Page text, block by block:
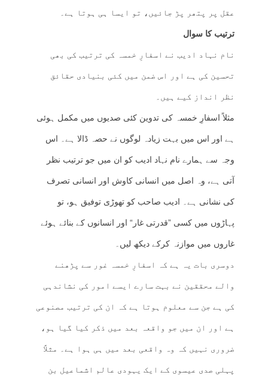
عقل پر پتھر پڑ جائیں، تو ایسا ہی ہوتا ہے۔
ترتیب کا سوال
نام نہاد ادیب نے اسفارِ خمسہ کی ترتیب کی بھی
تحسین کی ہے اور اس ضمن میں کئی بنیادی حقائق
نظر انداز کیے ہیں۔
مثلاً اسفارِ خمسہ کی تدوین کئی صدیوں میں مکمل ہوئی
ہے اور اس میں بہت زیادہ لوگوں نے حصہ ڈالا ہے۔ اس
وجہ سے ہمارے نام نہاد ادیب کو ان میں جو ترتیب نظر
آتی ہے، وہ اصل میں انسانی کاوش اور انسانی تصرف
کی نشانی ہے۔ ادیب صاحب کو تھوڑی توفیق ہو، تو
پہاڑوں میں کسی ”قدرتی غار“ اور انسانوں کے بنائے ہوئے
غاروں میں موازنہ کرکے دیکھ لیں۔
دوسری بات یہ ہے کہ اسفارِ خمسہ غور سے پڑھنے
والے محققین نے بہت سارے ایسے امور کی نشاندہی
کی ہے جن سے معلوم ہوتا ہے کہ ان کی ترتیب مصنوعی
ہے اور ان میں جو واقعہ بعد میں ذکر کیا گیا ہو،
ضروری نہیں کہ وہ واقعی بعد میں ہی ہوا ہے۔ مثلاً
پہلی صدی عیسوی کے ایک یہودی عالم اشماعیل بن